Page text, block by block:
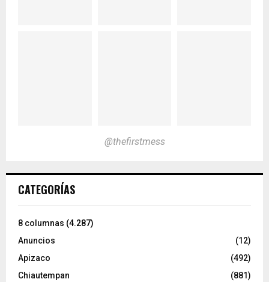
@thefirstmess
CATEGORÍAS
8 columnas (4.287)
Anuncios
(12)
Apizaco
(492)
Chiautempan
(881)